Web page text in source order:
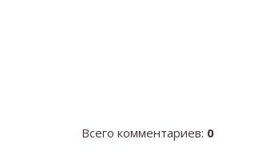
Всего комментариев: 0